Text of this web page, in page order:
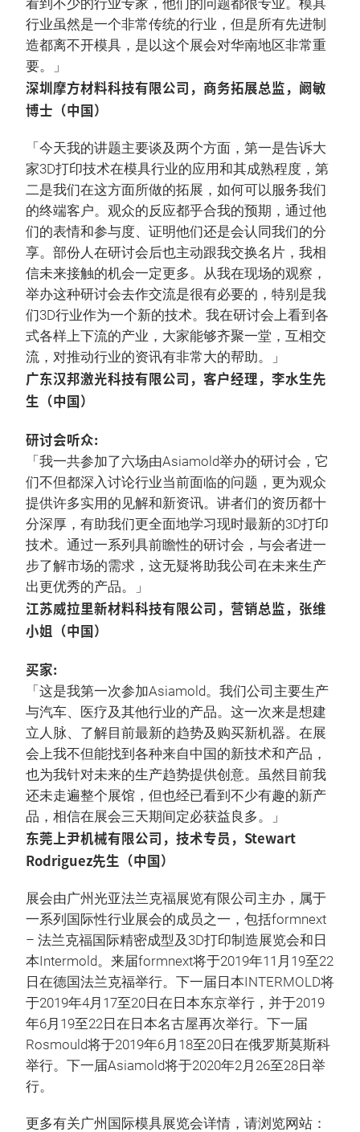
看到不少的行业专家，他们的问题都很专业。模具
行业虽然是一个非常传统的行业，但是所有先进制
造都离不开模具，是以这个展会对华南地区非常重
要。」
深圳摩方材料科技有限公司，商务拓展总监，阚敏
博士（中国）
「今天我的讲题主要谈及两个方面，第一是告诉大
家3D打印技术在模具行业的应用和其成熟程度，第
二是我们在这方面所做的拓展，如何可以服务我们
的终端客户。观众的反应都乎合我的预期，通过他
们的表情和参与度、证明他们还是会认同我们的分
享。部份人在研讨会后也主动跟我交换名片，我相
信未来接触的机会一定更多。从我在现场的观察，
举办这种研讨会去作交流是很有必要的，特别是我
们3D行业作为一个新的技术。我在研讨会上看到各
式各样上下流的产业，大家能够齐聚一堂，互相交
流，对推动行业的资讯有非常大的帮助。」
广东汉邦激光科技有限公司，客户经理，李水生先
生（中国）
研讨会听众:
「我一共参加了六场由Asiamold举办的研讨会，它
们不但都深入讨论行业当前面临的问题，更为观众
提供许多实用的见解和新资讯。讲者们的资历都十
分深厚，有助我们更全面地学习现时最新的3D打印
技术。通过一系列具前瞻性的研讨会，与会者进一
步了解市场的需求，这无疑将助我公司在未来生产
出更优秀的产品。」
江苏威拉里新材料科技有限公司，营销总监，张维
小姐（中国）
买家:
「这是我第一次参加Asiamold。我们公司主要生产
与汽车、医疗及其他行业的产品。这一次来是想建
立人脉、了解目前最新的趋势及购买新机器。在展
会上我不但能找到各种来自中国的新技术和产品，
也为我针对未来的生产趋势提供创意。虽然目前我
还未走遍整个展馆，但也经已看到不少有趣的新产
品，相信在展会三天期间定必获益良多。」
东莞上尹机械有限公司，技术专员，Stewart
Rodriguez先生（中国）
展会由广州光亚法兰克福展览有限公司主办，属于
一系列国际性行业展会的成员之一，包括formnext
– 法兰克福国际精密成型及3D打印制造展览会和日
本Intermold。来届formnext将于2019年11月19至22
日在德国法兰克福举行。下一届日本INTERMOLD将
于2019年4月17至20日在日本东京举行，并于2019
年6月19至22日在日本名古屋再次举行。下一届
Rosmould将于2019年6月18至20日在俄罗斯莫斯科
举行。下一届Asiamold将于2020年2月26至28日举
行。
更多有关广州国际模具展览会详情，请浏览网站：